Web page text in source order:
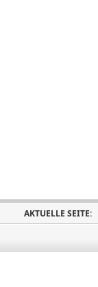
AKTUELLE SEITE: